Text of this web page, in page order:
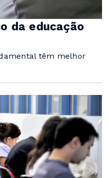
da educação
têm melhor